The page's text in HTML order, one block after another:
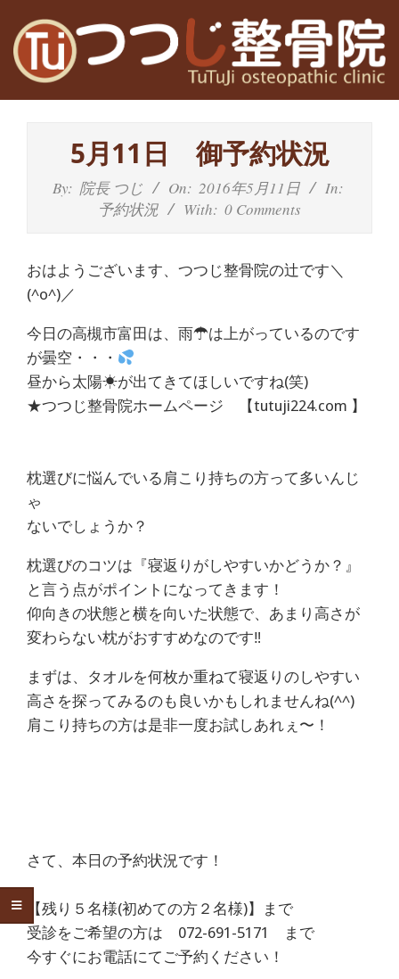
content
高
茨
木
の
整
体
肩
こ
り
腰
痛
坐
骨
神
は
つ
つ
5月11日 御予約状況
By: 院長 つじ On: 2016年5月11日
In:
予約状況
With: 0 Comments
おはようございます、つつじ整骨院の辻です＼
(^o^)／
今日の高槻市富田は、雨☂は上がっているのです
が曇空・・・
昼から太陽☀が出てきてほしいですね(笑)
★つつじ整骨院ホームページ 【tutuji224.com 】
枕選びに悩んでいる肩こり持ちの方って多いんじ
ゃ
ないでしょうか？
枕選びのコツは『寝返りがしやすいかどうか？』
と言う点がポイントになってきます！
仰向きの状態と横を向いた状態で、あまり高さが
変わらない枕がおすすめなのです‼
まずは、タオルを何枚か重ねて寝返りのしやすい
高さを探ってみるのも良いかもしれませんね(^^)
肩こり持ちの方は是非一度お試しあれぇ〜！
さて、本日の予約状況です！
【残り５名様(初めての方２名様)】まで
受診をご希望の方は 072-691-5171 まで
今すぐにお電話にてご予約ください！